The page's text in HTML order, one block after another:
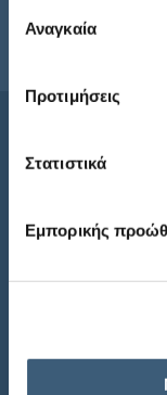
των υπηρεσιών
συγκατάθεσης
Αναγκαία
Προτιμήσεις
Στατιστικά
Εμπορικής